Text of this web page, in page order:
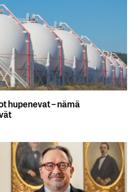
hupenevat – nämä